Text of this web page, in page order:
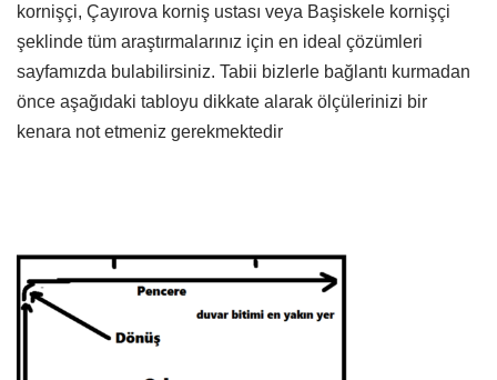
kornişçi, Çayırova korniş ustası veya Başiskele kornişçi
şeklinde tüm araştırmalarınız için en ideal çözümleri
sayfamızda bulabilirsiniz. Tabii bizlerle bağlantı kurmadan
önce aşağıdaki tabloyu dikkate alarak ölçülerinizi bir
kenara not etmeniz gerekmektedir